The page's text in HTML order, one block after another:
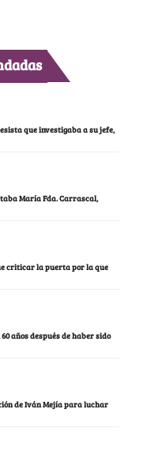
que investigaba a su jefe,
María Fda. Carrascal,
criticar la puerta por la que
años después de haber sido
de Iván Mejía para luchar